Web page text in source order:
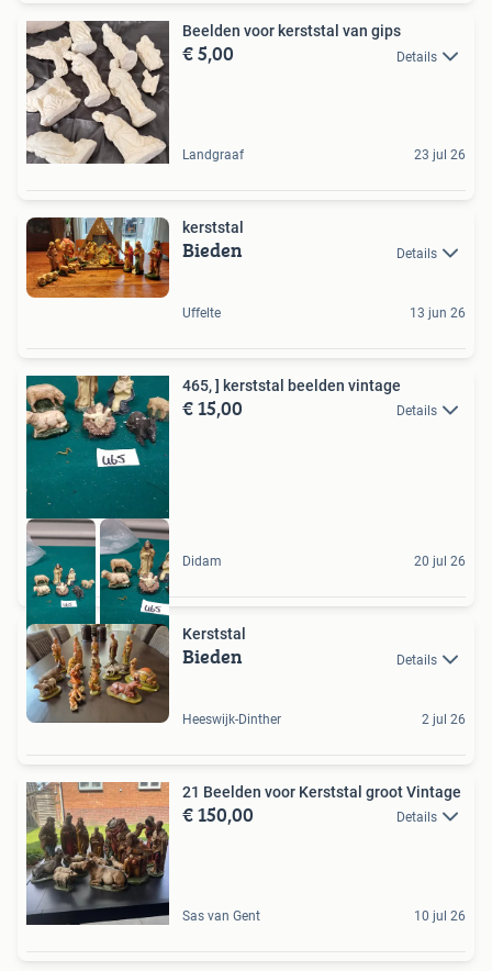
Beelden voor kerststal van gips
€ 5,00 Details
Landgraaf 23 jul 26
kerststal
Bieden Details
Uffelte 13 jun 26
465, ] kerststal beelden vintage
€ 15,00 Details
Didam 20 jul 26
Kerststal
Bieden Details
Heeswijk-Dinther 2 jul 26
21 Beelden voor Kerststal groot Vintage
€ 150,00 Details
Sas van Gent 10 jul 26